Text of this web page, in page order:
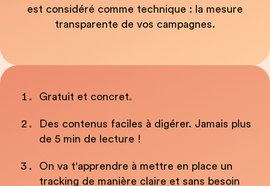
est considéré comme technique : la mesure
transparente de vos campagnes.
Gratuit et concret.
Des contenus faciles à digérer. Jamais plus
de 5 min de lecture !
On va t'apprendre à mettre en place un
tracking de manière claire et sans besoin